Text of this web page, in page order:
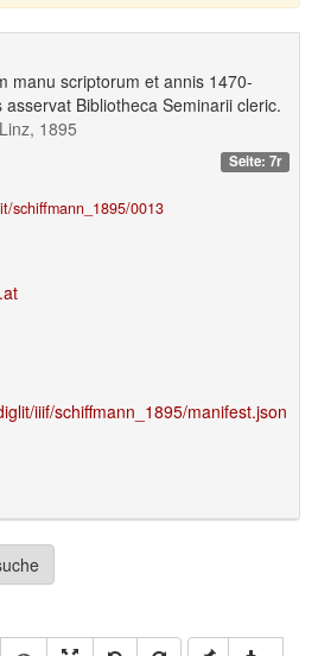
manu scriptorum et annis 1470-
Bibliotheca Seminarii cleric.
1895
Seite: 7r
schiffmann_1895/0013
iiif/schiffmann_1895/manifest.json